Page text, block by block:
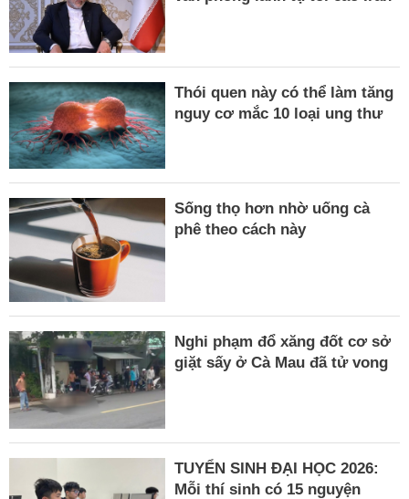
Thói quen này có thể làm tăng
nguy cơ mắc 10 loại ung thư
Sống thọ hơn nhờ uống cà
phê theo cách này
Nghi phạm đổ xăng đốt cơ sở
giặt sấy ở Cà Mau đã tử vong
TUYỂN SINH ĐẠI HỌC 2026:
Mỗi thí sinh có 15 nguyện